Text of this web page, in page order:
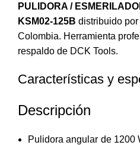
PULIDORA /
KSM02-125B distribuido
Colombia. Herramienta
respaldo de DCK Tools.
Características y
Descripción
Pulidora angular de 1200